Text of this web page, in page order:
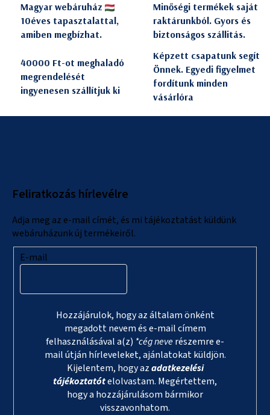
Magyar webáruház
10éves tapasztalattal,
amiben megbízhat.
Minőségi termékek saját
raktárunkból. Gyors és
biztonságos szállitás.
40000 Ft-ot meghaladó
megrendelését
ingyenesen szállítjuk ki
Képzett csapatunk segít
Önnek. Egyedi figyelmet
fordítunk minden
vásárlóra
Feliratkozás hírlevélre
Adja meg az e-mail címét, és mi tájékoztatást küldünk
webáruházunk új termékeiről.
E-mail
Hozzájárulok, hogy az általam önként
megadott nevem és e-mail címem
felhasználásával a(z) *cég neverészemre e-
mail útján hírleveleket, ajánlatokat küldjön.
Kijelentem, hogy azadatkezelési
tájékoztatótelolvastam. Megértettem,
hogy a hozzájárulásom bármikor
visszavonhatom.